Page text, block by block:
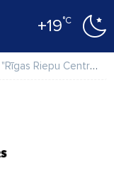
+19°C
"Rīgas Riepu Centrs" SIA, riepas un diski Skanstes rajonā